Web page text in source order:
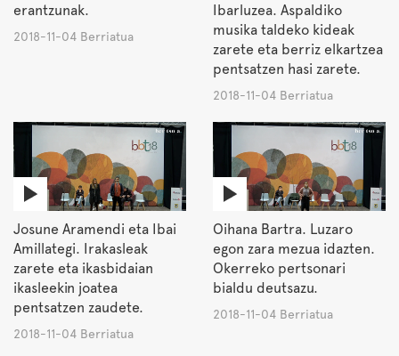
erantzunak.
2018-11-04 Berriatua
Ibarluzea. Aspaldiko
musika taldeko kideak
zarete eta berriz elkartzea
pentsatzen hasi zarete.
2018-11-04 Berriatua
Josune Aramendi eta Ibai
Amillategi. Irakasleak
zarete eta ikasbidaian
ikasleekin joatea
pentsatzen zaudete.
2018-11-04 Berriatua
Oihana Bartra. Luzaro
egon zara mezua idazten.
Okerreko pertsonari
bialdu deutsazu.
2018-11-04 Berriatua